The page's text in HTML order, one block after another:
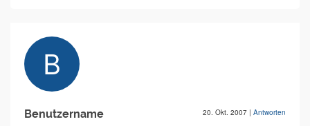
Benutzername 20. Okt. 2007 | Antworten